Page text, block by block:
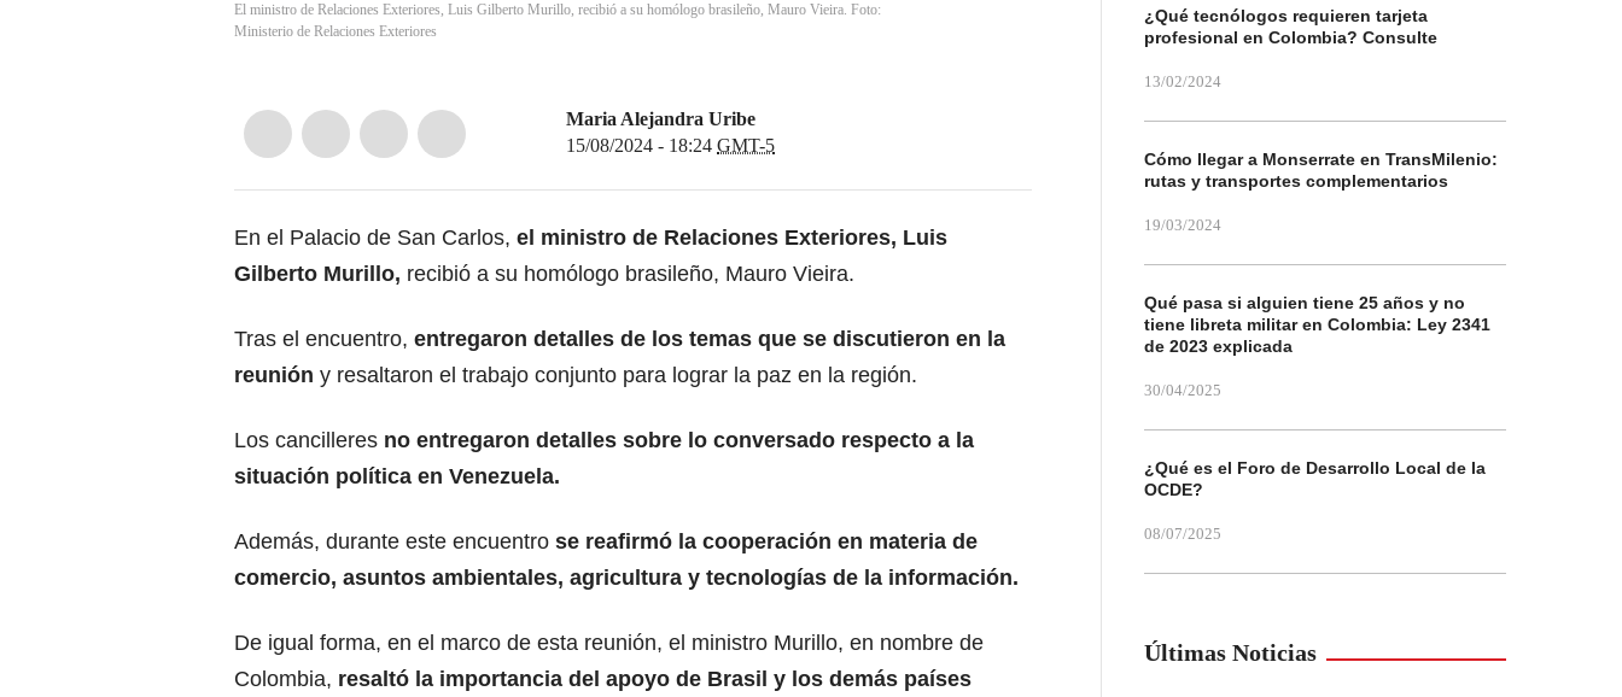
El ministro de Relaciones Exteriores, Luis Gilberto Murillo, recibió a su homólogo brasileño, Mauro Vieira. Foto:
Ministerio de Relaciones Exteriores
Maria Alejandra Uribe
15/08/2024 - 18:24 GMT-5
En el Palacio de San Carlos, el ministro de Relaciones Exteriores, Luis
Gilberto Murillo, recibió a su homólogo brasileño, Mauro Vieira.
Tras el encuentro, entregaron detalles de los temas que se discutieron en la
reunión y resaltaron el trabajo conjunto para lograr la paz en la región.
Los cancilleres no entregaron detalles sobre lo conversado respecto a la
situación política en Venezuela.
Además, durante este encuentro se reafirmó la cooperación en materia de
comercio, asuntos ambientales, agricultura y tecnologías de la información.
De igual forma, en el marco de esta reunión, el ministro Murillo, en nombre de
Colombia, resaltó la importancia del apoyo de Brasil y los demás países
¿Qué tecnólogos requieren tarjeta
profesional en Colombia? Consulte
13/02/2024
Cómo llegar a Monserrate en TransMilenio:
rutas y transportes complementarios
19/03/2024
Qué pasa si alguien tiene 25 años y no
tiene libreta militar en Colombia: Ley 2341
de 2023 explicada
30/04/2025
¿Qué es el Foro de Desarrollo Local de la
OCDE?
08/07/2025
Últimas Noticias